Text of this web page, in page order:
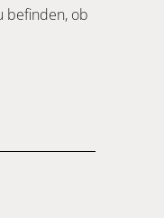
befinden, ob